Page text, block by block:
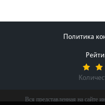
Политика
Вся представленная на сайте